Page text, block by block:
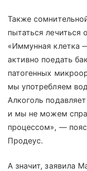
Также
пытаться
«Иммунная клетка
активно поедать
патогенных
мы употребляем
Алкоголь
и мы не можем
процессом», —
Продеус.
А значит, заявила